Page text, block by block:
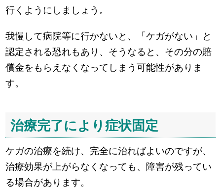
行くようにしましょう。
我慢して病院等に行かないと、「ケガがない」と
認定される恐れもあり、そうなると、その分の賠
償金をもらえなくなってしまう可能性がありま
す。
治療完了により症状固定
ケガの治療を続け、完全に治ればよいのですが、
治療効果が上がらなくなっても、障害が残ってい
る場合があります。